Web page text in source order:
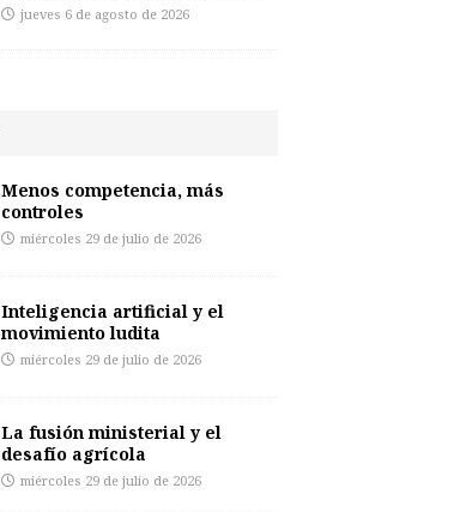
jueves 6 de agosto de 2026
Menos competencia, más
controles
miércoles 29 de julio de 2026
Inteligencia artificial y el
movimiento ludita
miércoles 29 de julio de 2026
La fusión ministerial y el
desafío agrícola
miércoles 29 de julio de 2026